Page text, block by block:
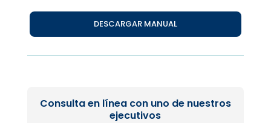
DESCARGAR MANUAL
Consulta en línea con uno de nuestros
ejecutivos